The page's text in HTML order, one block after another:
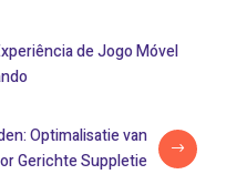
de Jogo Móvel
Optimalisatie van
Gerichte Suppletie